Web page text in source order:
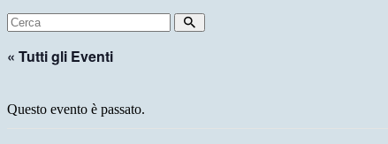
« Tutti gli Eventi
Questo evento è passato.